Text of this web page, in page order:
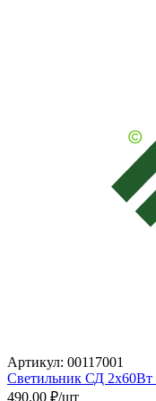
Артикул: 00117001
Светильник СД 2х60Вт
490.00 ₽/шт